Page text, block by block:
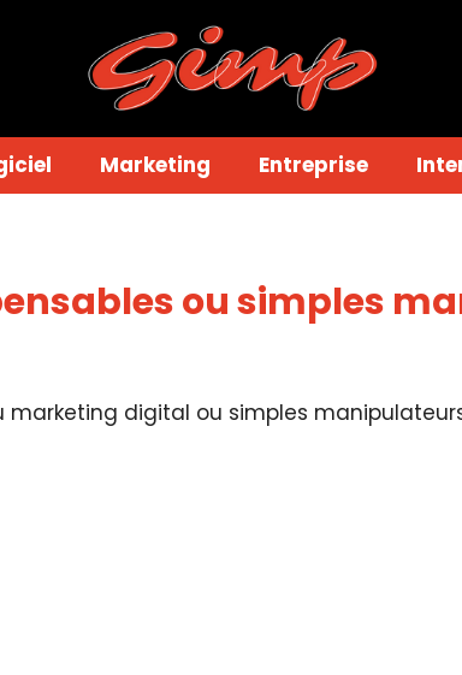
Marketing Entreprise
ou simples
marketing digital ou simples